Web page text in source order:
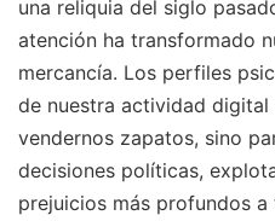
una reliquia del siglo
atención ha transformado
mercancía. Los perfiles
de nuestra actividad
vendernos zapatos, sino
decisiones políticas,
prejuicios más profundos